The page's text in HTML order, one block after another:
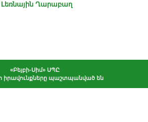
Լեռնային Ղարաբաղ
«Բեյբի-Սիմ» ՍՊԸ
իրավունքները պաշտպանված են